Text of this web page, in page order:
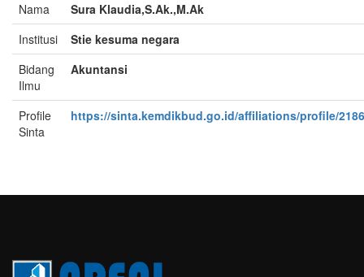
Nama
Sura Klaudia,S.Ak.,M.Ak
Institusi
Stie kesuma negara
Bidang
Ilmu
Akuntansi
Profile
Sinta
https://sinta.kemdikbud.go.id/affiliations/profile/2186